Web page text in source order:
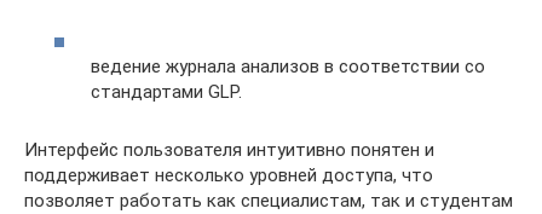
ведение журнала анализов в соответствии со
стандартами GLP.
Интерфейс пользователя интуитивно понятен и
поддерживает несколько уровней доступа, что
позволяет работать как специалистам, так и студентам